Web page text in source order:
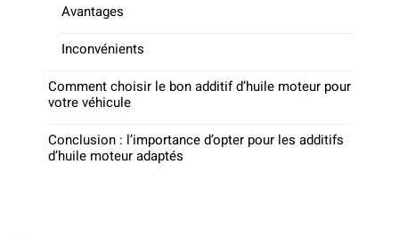
Avantages
Inconvénients
Comment choisir le bon additif d’huile moteur pour
votre véhicule
Conclusion : l’importance d’opter pour les additifs
d’huile moteur adaptés